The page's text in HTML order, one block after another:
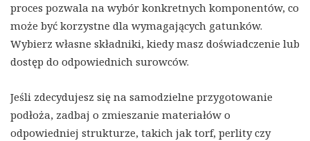
proces pozwala na wybór konkretnych komponentów, co
może być korzystne dla wymagających gatunków.
Wybierz własne składniki, kiedy masz doświadczenie lub
dostęp do odpowiednich surowców.
Jeśli zdecydujesz się na samodzielne przygotowanie
podłoża, zadbaj o zmieszanie materiałów o
odpowiedniej strukturze, takich jak torf, perlity czy